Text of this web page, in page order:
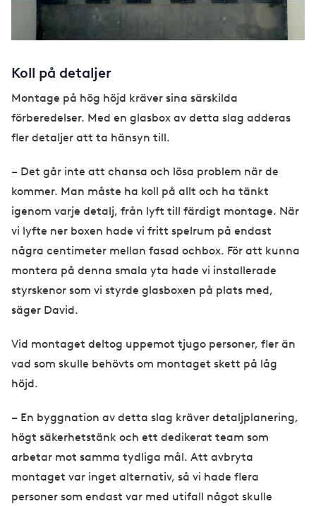
Koll på detaljer
Montage på hög höjd kräver sina särskilda
förberedelser. Med en glasbox av detta slag adderas
fler detaljer att ta hänsyn till.
– Det går inte att chansa och lösa problem när de
kommer. Man måste ha koll på allt och ha tänkt
igenom varje detalj, från lyft till färdigt montage. När
vi lyfte ner boxen hade vi fritt spelrum på endast
några centimeter mellan fasad ochbox. För att kunna
montera på denna smala yta hade vi installerade
styrskenor som vi styrde glasboxen på plats med,
säger David.
Vid montaget deltog uppemot tjugo personer, fler än
vad som skulle behövts om montaget skett på låg
höjd.
– En byggnation av detta slag kräver detaljplanering,
högt säkerhetstänk och ett dedikerat team som
arbetar mot samma tydliga mål. Att avbryta
montaget var inget alternativ, så vi hade flera
personer som endast var med utifall något skulle